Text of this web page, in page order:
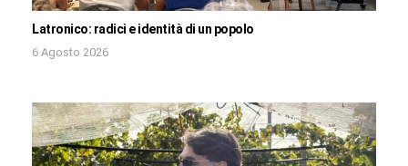
Latronico: radici e identità di un popolo
6 Agosto 2026